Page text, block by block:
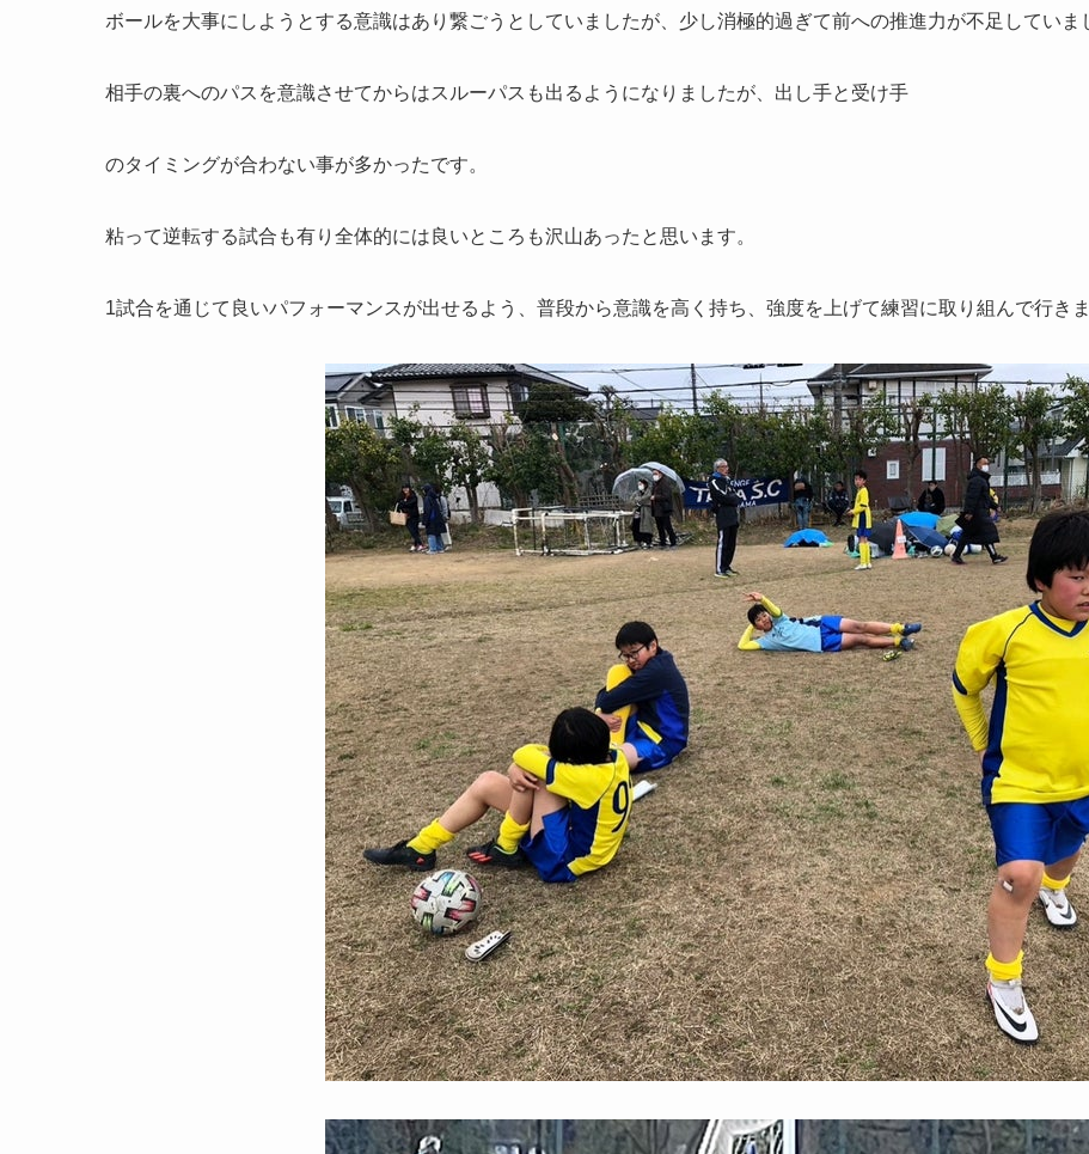
ボールを大事にしようとする意識はあり繋ごうとしていましたが、少し消極的過ぎて前への推進力が不足していま
相手の裏へのパスを意識させてからはスルーパスも出るようになりましたが、出し手と受け手
のタイミングが合わない事が多かったです。
粘って逆転する試合も有り全体的には良いところも沢山あったと思います。
1試合を通じて良いパフォーマンスが出せるよう、普段から意識を高く持ち、強度を上げて練習に取り組んで行きま